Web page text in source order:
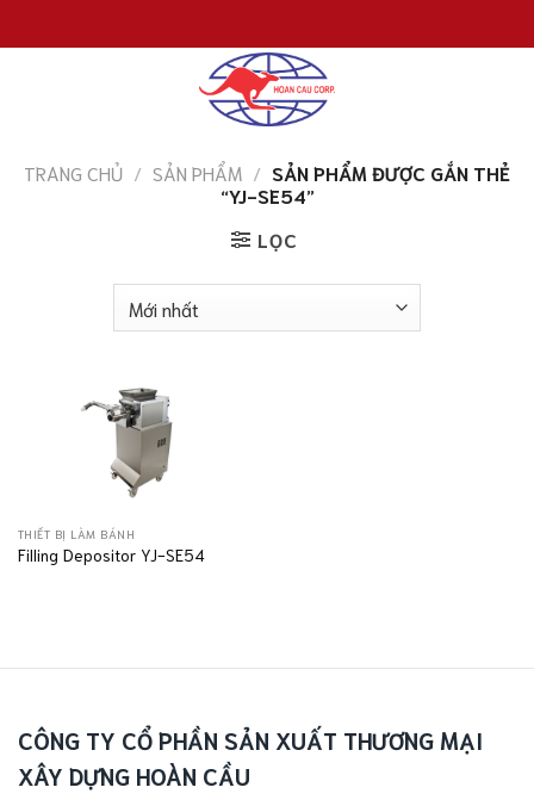
đến
TRANG CHỦ / SẢN PHẨM / SẢN PHẨM ĐƯỢC GẮN THẺ
“YJ-SE54”
LỌC
THIẾT BỊ LÀM BÁNH
Filling Depositor YJ-SE54
CÔNG TY CỔ PHẦN SẢN XUẤT THƯƠNG MẠI
XÂY DỰNG HOÀN CẦU